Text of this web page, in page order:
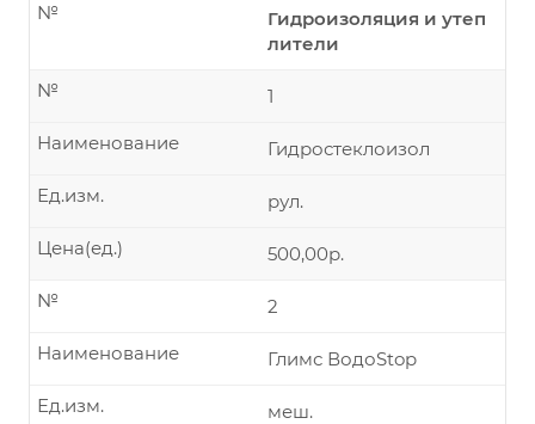
Гидроизоляция и утеп
лители
№
1
№
Гидростеклоизол
Наименование
рул.
Ед.изм.
500,00р.
Цена(ед.)
2
№
Глимс ВодоStop
Наименование
меш.
Ед.изм.